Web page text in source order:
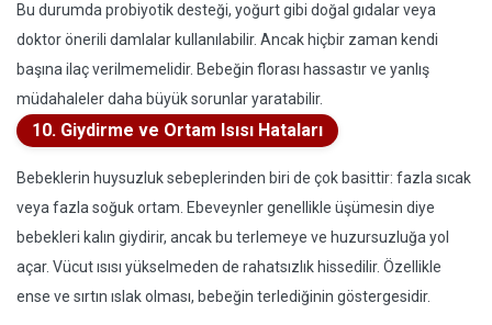
Bu durumda probiyotik desteği, yoğurt gibi doğal gıdalar veya
doktor önerili damlalar kullanılabilir. Ancak hiçbir zaman kendi
başına ilaç verilmemelidir. Bebeğin florası hassastır ve yanlış
müdahaleler daha büyük sorunlar yaratabilir.
10. Giydirme ve Ortam Isısı Hataları
Bebeklerin huysuzluk sebeplerinden biri de çok basittir: fazla sıcak
veya fazla soğuk ortam. Ebeveynler genellikle üşümesin diye
bebekleri kalın giydirir, ancak bu terlemeye ve huzursuzluğa yol
açar. Vücut ısısı yükselmeden de rahatsızlık hissedilir. Özellikle
ense ve sırtın ıslak olması, bebeğin terlediğinin göstergesidir.